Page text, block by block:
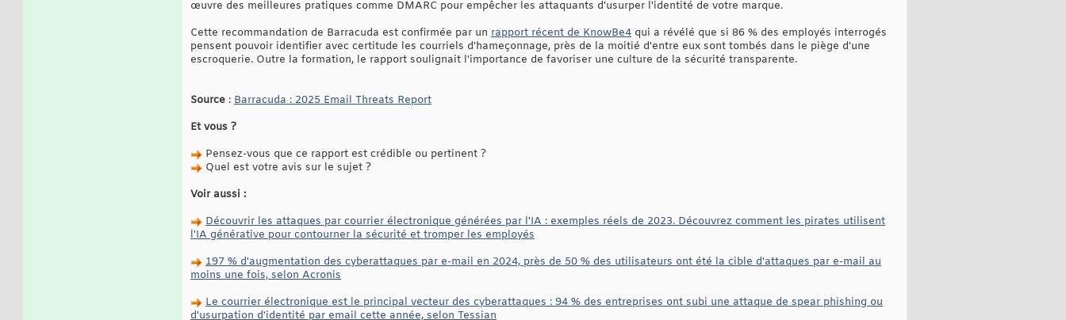
œuvre des meilleures pratiques comme DMARC pour empêcher les attaquants d'usurper l'identité de votre marque.
Cette recommandation de Barracuda est confirmée par un rapport récent de KnowBe4 qui a révélé que si 86 % des employés interrogés
pensent pouvoir identifier avec certitude les courriels d'hameçonnage, près de la moitié d'entre eux sont tombés dans le piège d'une
escroquerie. Outre la formation, le rapport soulignait l'importance de favoriser une culture de la sécurité transparente.
Source : Barracuda : 2025 Email Threats Report
Et vous ?
Pensez-vous que ce rapport est crédible ou pertinent ?
Quel est votre avis sur le sujet ?
Voir aussi :
Découvrir les attaques par courrier électronique générées par l'IA : exemples réels de 2023. Découvrez comment les pirates utilisent
l'IA générative pour contourner la sécurité et tromper les employés
197 % d'augmentation des cyberattaques par e-mail en 2024, près de 50 % des utilisateurs ont été la cible d'attaques par e-mail au
moins une fois, selon Acronis
Le courrier électronique est le principal vecteur des cyberattaques : 94 % des entreprises ont subi une attaque de spear phishing ou
d'usurpation d'identité par email cette année, selon Tessian